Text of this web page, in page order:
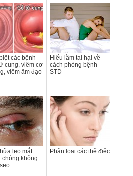
các bệnh
cung, viêm cơ
viêm âm đạo
Hiểu lầm tai hại về
cách phòng bệnh
STD
lẹo mắt
chóng không
Phân loại các thể điếc